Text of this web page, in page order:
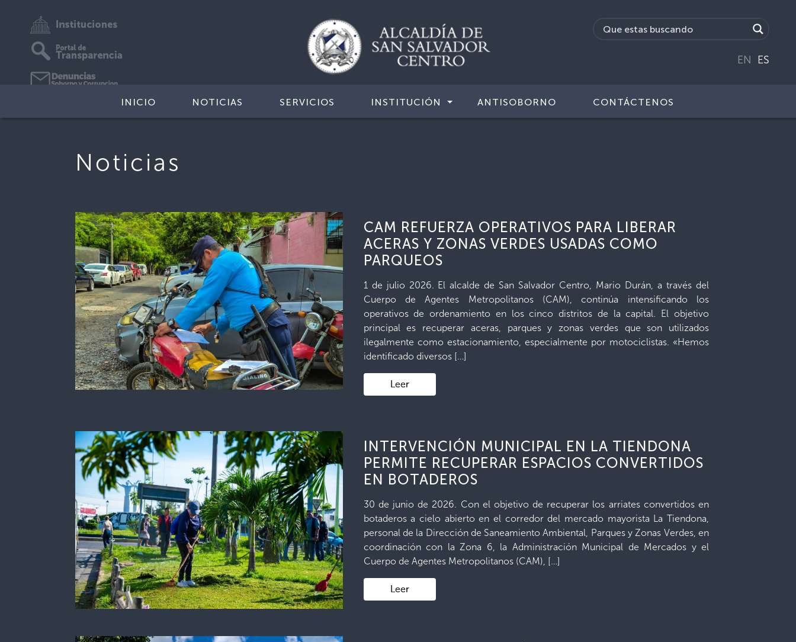
EN ES
INICIO NOTICIAS SERVICIOS INSTITUCIÓN ANTISOBORNO CONTÁCTENOS
Noticias
CAM REFUERZA OPERATIVOS PARA LIBERAR
ACERAS Y ZONAS VERDES USADAS COMO
PARQUEOS
1 de julio 2026. El alcalde de San Salvador Centro, Mario Durán, a través del
Cuerpo de Agentes Metropolitanos (CAM), continúa intensificando los
operativos de ordenamiento en los cinco distritos de la capital. El objetivo
principal es recuperar aceras, parques y zonas verdes que son utilizados
ilegalmente como estacionamiento, especialmente por motociclistas. «Hemos
identificado diversos […]
Leer
INTERVENCIÓN MUNICIPAL EN LA TIENDONA
PERMITE RECUPERAR ESPACIOS CONVERTIDOS
EN BOTADEROS
30 de junio de 2026. Con el objetivo de recuperar los arriates convertidos en
botaderos a cielo abierto en el corredor del mercado mayorista La Tiendona,
personal de la Dirección de Saneamiento Ambiental, Parques y Zonas Verdes, en
coordinación con la Zona 6, la Administración Municipal de Mercados y el
Cuerpo de Agentes Metropolitanos (CAM), […]
Leer